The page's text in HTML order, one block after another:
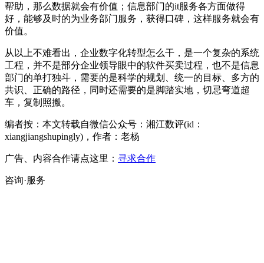
帮助，那么数据就会有价值；信息部门的it服务各方面做得
好，能够及时的为业务部门服务，获得口碑，这样服务就会有
价值。
从以上不难看出，企业数字化转型怎么干，是一个复杂的系统
工程，并不是部分企业领导眼中的软件买卖过程，也不是信息
部门的单打独斗，需要的是科学的规划、统一的目标、多方的
共识、正确的路径，同时还需要的是脚踏实地，切忌弯道超
车，复制照搬。
编者按：本文转载自微信公众号：湘江数评(id：
xiangjiangshupingly)，作者：老杨
广告、内容合作请点这里： 寻求合作
咨询·服务